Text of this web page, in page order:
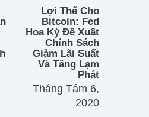
Lợi Thế Cho
Bitcoin: Fed
Hoa Kỳ Đề Xuất
Chính Sách
Giảm Lãi Suất
Và Tăng Lạm
Phát
Tháng Tám 6,
2020